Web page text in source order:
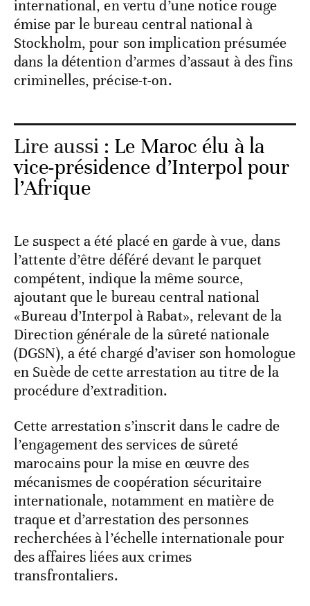
international, en vertu d’une notice rouge
émise par le bureau central national à
Stockholm, pour son implication présumée
dans la détention d’armes d’assaut à des fins
criminelles, précise-t-on.
Lire aussi : Le Maroc élu à la
vice-présidence d’Interpol pour
l’Afrique
Le suspect a été placé en garde à vue, dans
l’attente d’être déféré devant le parquet
compétent, indique la même source,
ajoutant que le bureau central national
«Bureau d’Interpol à Rabat», relevant de la
Direction générale de la sûreté nationale
(DGSN), a été chargé d’aviser son homologue
en Suède de cette arrestation au titre de la
procédure d’extradition.
Cette arrestation s’inscrit dans le cadre de
l’engagement des services de sûreté
marocains pour la mise en œuvre des
mécanismes de coopération sécuritaire
internationale, notamment en matière de
traque et d’arrestation des personnes
recherchées à l’échelle internationale pour
des affaires liées aux crimes
transfrontaliers.